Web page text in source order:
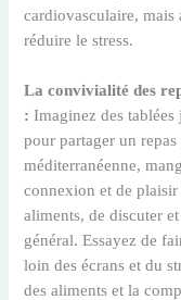
cardiovasculaire,
réduire le stress.
La convivialité des
: Imaginez des
pour partager un
méditerranéenne,
connexion et de plaisir
aliments, de discuter
général. Essayez de
loin des écrans et du
des aliments et la